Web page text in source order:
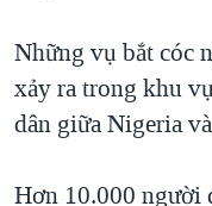
Những vụ bắt cóc
xảy ra trong khu
dân giữa Nigeria
Hơn 10.000 người